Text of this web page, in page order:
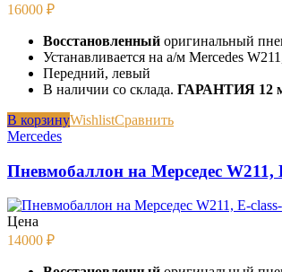
16000 ₽
Восстановленный оригинальный
Устанавливается на а/м Mercedes
Передний, левый
В наличии со склада. ГАРАНТИЯ 12
В корзинуWishlistСравнить
Mercedes
Пневмобаллон на Мерседес W211,
Цена
14000 ₽